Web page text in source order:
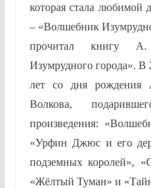
которая стала любимой
– «Волшебник
прочитал книгу А.
Изумрудного города». В
лет со дня рождения
Волкова,
произведения:
«Урфин Джюс и его
подземных королей»,
«Жёлтый Туман» и